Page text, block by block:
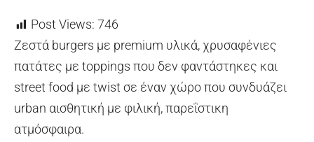
Post Views: 746
Ζεστά burgers με premium υλικά, χρυσαφένιες
πατάτες με toppings που δεν φαντάστηκες και
street food με twist σε έναν χώρο που συνδυάζει
urban αισθητική με φιλική, παρεΐστικη
ατμόσφαιρα.